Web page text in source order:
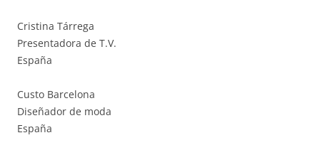
Cristina Tárrega
Presentadora de T.V.
España
Custo Barcelona
Diseñador de moda
España